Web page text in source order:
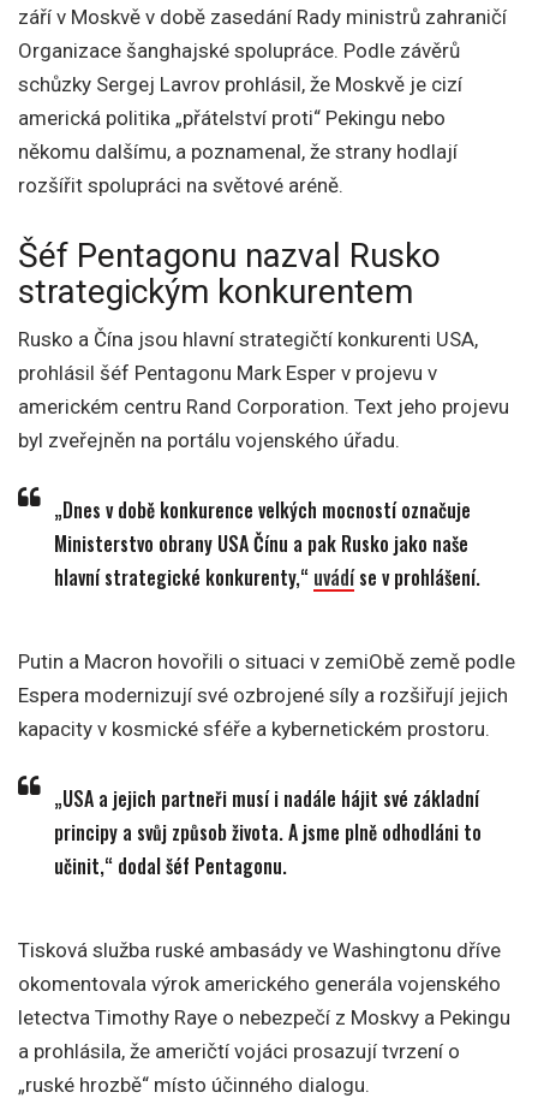
září v Moskvě v době zasedání Rady ministrů zahraničí
Organizace šanghajské spolupráce. Podle závěrů
schůzky Sergej Lavrov prohlásil, že Moskvě je cizí
americká politika „přátelství proti“ Pekingu nebo
někomu dalšímu, a poznamenal, že strany hodlají
rozšířit spolupráci na světové aréně.
Šéf Pentagonu nazval Rusko
strategickým konkurentem
Rusko a Čína jsou hlavní strategičtí konkurenti USA,
prohlásil šéf Pentagonu Mark Esper v projevu v
americkém centru Rand Corporation. Text jeho projevu
byl zveřejněn na portálu vojenského úřadu.
„Dnes v době konkurence velkých mocností označuje
Ministerstvo obrany USA Čínu a pak Rusko jako naše
hlavní strategické konkurenty,“ uvádíse v prohlášení.
Putin a Macron hovořili o situaci v zemiObě země podle
Espera modernizují své ozbrojené síly a rozšiřují jejich
kapacity v kosmické sféře a kybernetickém prostoru.
„USA a jejich partneři musí i nadále hájit své základní
principy a svůj způsob života. A jsme plně odhodláni to
učinit,“ dodal šéf Pentagonu.
Tisková služba ruské ambasády ve Washingtonu dříve
okomentovala výrok amerického generála vojenského
letectva Timothy Raye o nebezpečí z Moskvy a Pekingu
a prohlásila, že američtí vojáci prosazují tvrzení o
„ruské hrozbě“ místo účinného dialogu.